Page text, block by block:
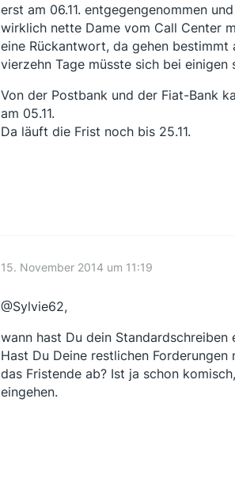
erst am 06.11. entgegengenommen
wirklich nette Dame vom Call Center
eine Rückantwort, da gehen
vierzehn Tage müsste sich bei einigen
Von der Postbank und der Fiat-Bank
am 05.11.
Da läuft die Frist noch bis 25.11.
15. November 2014 um 11:19
@Sylvie62,
wann hast Du dein
Hast Du Deine restlichen
das Fristende ab? Ist ja schon
eingehen.